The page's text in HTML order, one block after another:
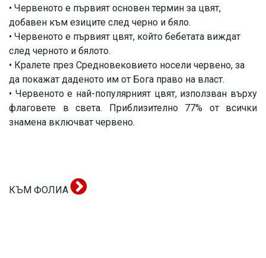
• Червеното е първият основен термин за цвят,
добавен към езиците след черно и бяло.
• Червеното е първият цвят, който бебетата виждат
след черното и бялото.
• Кралете през Средновековието носели червено, за
да покажат даденото им от Бога право на власт.
• Червеното е най-популярният цвят, използван върху
флаговете в света. Приблизително 77% от всички
знамена включват червено.
КЪМ ФОЛИА